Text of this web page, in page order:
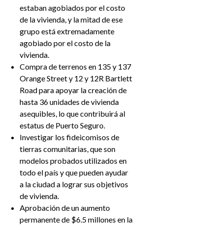
estaban agobiados por el costo
de la vivienda, y la mitad de ese
grupo está extremadamente
agobiado por el costo de la
vivienda.
Compra de terrenos en 135 y 137
Orange Street y 12 y 12R Bartlett
Road para apoyar la creación de
hasta 36 unidades de vivienda
asequibles, lo que contribuirá al
estatus de Puerto Seguro.
Investigar los fideicomisos de
tierras comunitarias, que son
modelos probados utilizados en
todo el país y que pueden ayudar
a la ciudad a lograr sus objetivos
de vivienda.
Aprobación de un aumento
permanente de $6.5 millones en la